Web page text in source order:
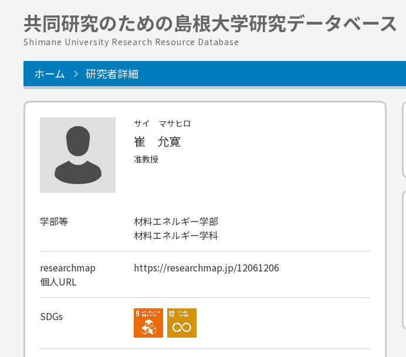
共同研究のための島根大学研究データベース
Shimane University Research Resource Database
ホーム 研究者詳細
サイ マサヒロ
崔 允寛
准教授
学部等
材料エネルギー学部
材料エネルギー学科
researchmap
個人URL
https://researchmap.jp/12061206
SDGs